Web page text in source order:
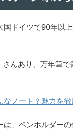
国ドイツで90年以
んあり、万年筆
なノート？魅力を
は、ペンホルダー